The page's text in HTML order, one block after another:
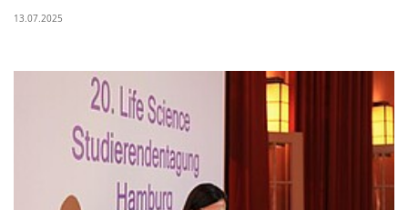
13.07.2025